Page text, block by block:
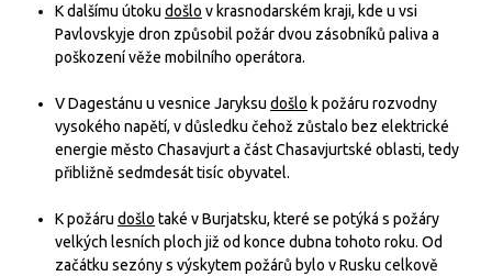
K dalšímu útoku došlo v krasnodarském kraji, kde u vsi
Pavlovskyje dron způsobil požár dvou zásobníků paliva a
poškození věže mobilního operátora.
V Dagestánu u vesnice Jaryksu došlo k požáru rozvodny
vysokého napětí, v důsledku čehož zůstalo bez elektrické
energie město Chasavjurt a část Chasavjurtské oblasti, tedy
přibližně sedmdesát tisíc obyvatel.
K požáru došlo také v Burjatsku, které se potýká s požáry
velkých lesních ploch již od konce dubna tohoto roku. Od
začátku sezóny s výskytem požárů bylo v Rusku celkově